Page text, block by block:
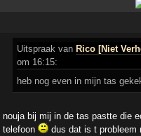
Uitspraak van Rico [Niet
om 16:15:
heb nog even in mijn tas
nouja bij mij in de tas pastte die
telefoon
dus dat is t probleem